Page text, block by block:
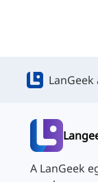
A LanGeek